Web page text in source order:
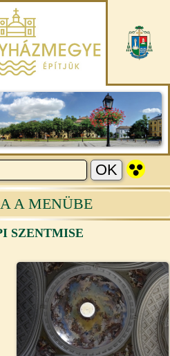
A MENÜBE
SZENTMISE